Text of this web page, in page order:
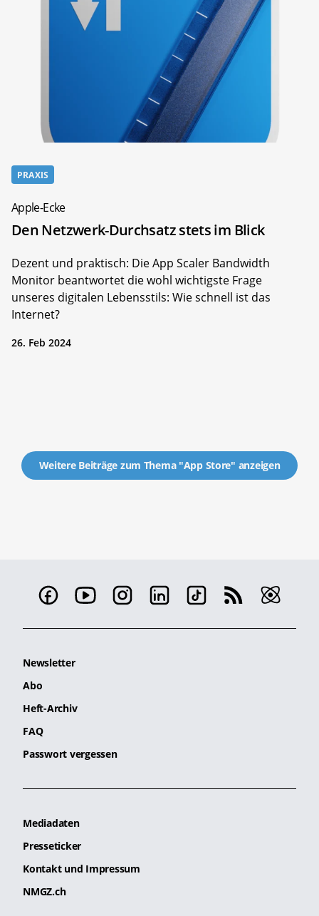
PRAXIS
Apple-Ecke
Den Netzwerk-Durchsatz stets im Blick
Dezent und praktisch: Die App Scaler Bandwidth
Monitor beantwortet die wohl wichtigste Frage
unseres ­digitalen Lebensstils: Wie schnell ist das
Internet?
26. Feb 2024
Weitere Beiträge zum Thema "App Store" anzeigen
Newsletter
Abo
Heft-Archiv
FAQ
Passwort vergessen
Mediadaten
Presseticker
Kontakt und Impressum
NMGZ.ch